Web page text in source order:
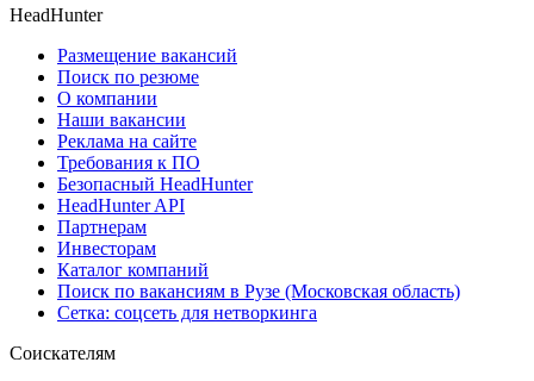
HeadHunter
Размещение вакансий
Поиск по резюме
О компании
Наши вакансии
Реклама на сайте
Требования к ПО
Безопасный HeadHunter
HeadHunter API
Партнерам
Инвесторам
Каталог компаний
Поиск по вакансиям в Рузе (Московская область)
Сетка: соцсеть для нетворкинга
Соискателям